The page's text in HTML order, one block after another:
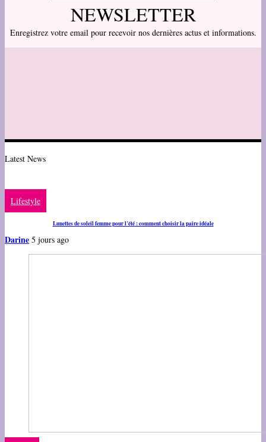
NEWSLETTER
Enregistrez votre email pour recevoir nos dernières actus et informations.
Latest News
Lifestyle
Lunettes de soleil femme pour l’été : comment choisir la paire idéale
Darine 5 jours ago